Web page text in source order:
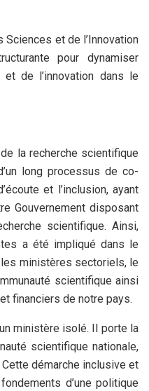
Sciences et de l’Innovation
pour dynamiser
et de l’innovation dans le
la recherche scientifique
long processus de co-
et l’inclusion, ayant
Gouvernement disposant
scientifique. Ainsi,
a été impliqué dans le
ministères sectoriels, le
scientifique ainsi
financiers de notre pays.
ministère isolé. Il porte la
scientifique nationale,
démarche inclusive et
d’une politique